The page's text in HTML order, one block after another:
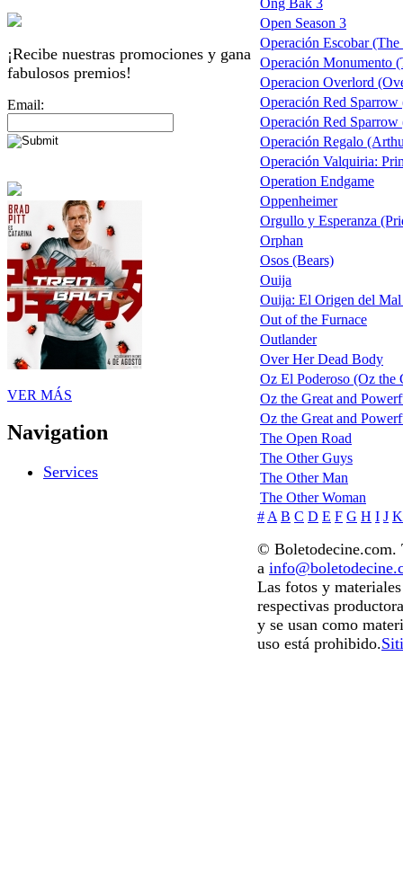
¡Recibe nuestras promociones y gana
fabulosos premios!
Email:
VER MÁS
Navigation
Services
Ong Bak 3
Open Season 3
Operación Escobar
Operación Monumento
Operacion Overlord
Operación Red Sparrow
Operación Red
Operación Regalo
Operación Valquiria:
Operation Endgame
Oppenheimer
Orgullo y Esperanza
Orphan
Osos (Bears)
Ouija
Ouija: El Origen del
Out of the Furnace
Outlander
Over Her Dead Body
Oz El Poderoso (Oz the
Oz the Great and
Oz the Great and
The Open Road
The Other Guys
The Other Man
The Other Woman
# A B C D E F G H I J K
© Boletodecine.com.
a
Las fotos y
respectivas
y se usan como
uso está prohibido.